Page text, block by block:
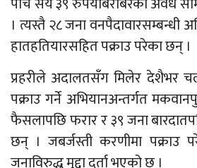
। त्यस्तै २८ जना वनपैदावारसम्बन्धी
हातहतियारसहित पक्राउ परेका छन् ।
प्रहरीले अदालतसँग मिलेर देशैभर
पक्राउ गर्ने अभियानअन्तर्गत
फैसलापछि फरार र ३९ जना
छन् । जबर्जस्ती करणीमा पक्राउ